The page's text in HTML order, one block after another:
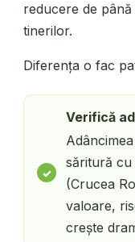
reducere de până
tinerilor.
Diferența o fac
Verifică
săritură cu
(Crucea
valoare,
crește